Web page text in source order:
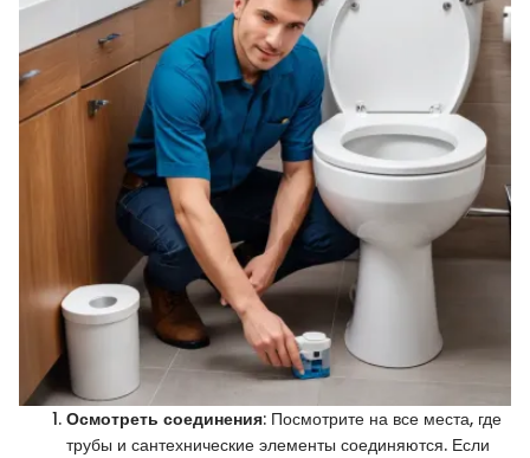
Осмотреть соединения: Посмотрите на все места, где
трубы и сантехнические элементы соединяются. Если